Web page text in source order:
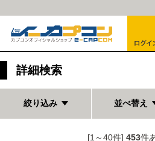
詳細検索
絞り込み 並べ替え
[1～40件] 453件